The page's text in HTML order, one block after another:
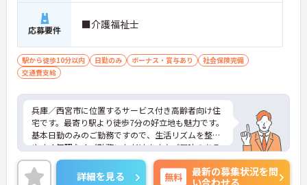
応募要件 ■介護福祉士
駅から徒歩10分以内 日勤のみ ボーナス・賞与あり
社会保険完備
交通費支給
兵庫／西宮市に位置するサービス付き高齢者向け住
宅です。最寄り駅より徒歩7分の好立地も魅力です。
基本日勤のみのご勤務ですので、生活リズムを整え
やすく無理なくご勤務いただけます♪ご興味のある
方には、面接対策ポイントなど、さらに詳細をお話
しいたしますのでお気軽にご相談ください！
詳細を見る 無料
最新の募集状況を問
い合わせる